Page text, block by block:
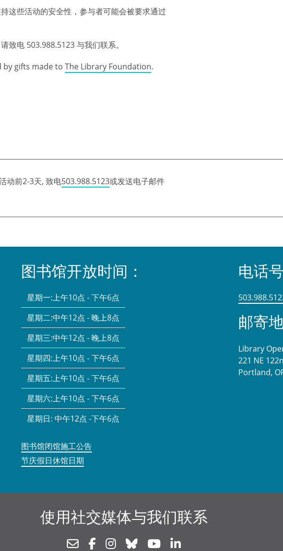
这些活动的安全性，参与者可能会被要求通过
致电 503.988.5123 与我们联系。
gifts made to The Library Foundation.
动前2-3天, 致电503.988.5123或发送电子邮件
图书馆开放时间：
星期一:上午10点 - 下午6点
星期二:中午12点 - 晚上8点
星期三:中午12点 - 晚上8点
星期四:上午10点 - 下午6点
星期五:上午10点 - 下午6点
星期六:上午10点 - 下午6点
星期日: 中午12点 -下午6点
图书馆闭馆施工公告
节庆假日休馆日期
电话
邮寄
Library
221 NE
Portland,
使用社交媒体与我们联系
NewsletterFacebookInstagram
Bluesky Youtube